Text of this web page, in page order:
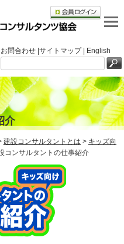
お問合わせ |サイトマップ | English
介
建設コンサルタントとは > キッズ向
コンサルタントの仕事紹介